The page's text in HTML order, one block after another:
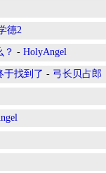
德2
？ - HolyAngel
于找到了 - 弓长贝占郎